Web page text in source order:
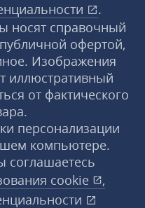
.
носят справочный
офертой,
Изображения
иллюстративный
от фактического
персонализации
компьютере.
соглашаетесь
cookie
,